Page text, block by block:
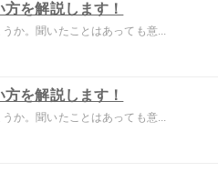
を解説します！
か。聞いたことはあっても意...
を解説します！
か。聞いたことはあっても意...